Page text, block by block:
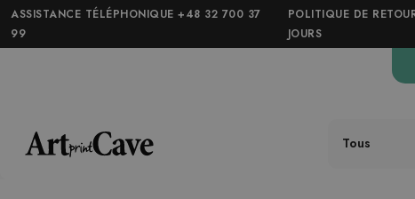
ASSISTANCE TÉLÉPHONIQUE +48 32 700 37
99
POLITIQUE DE
JOURS
Tous